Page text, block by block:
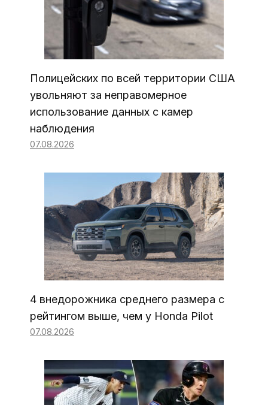
Полицейских по всей территории США
увольняют за неправомерное
использование данных с камер
наблюдения
07.08.2026
4 внедорожника среднего размера с
рейтингом выше, чем у Honda Pilot
07.08.2026